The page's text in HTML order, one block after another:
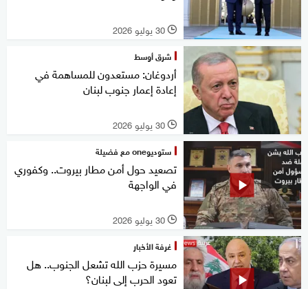
l 30 يوليو 2026
شرق أوسط
أردوغان: مستعدون للمساهمة في
إعادة إعمار جنوب لبنان
l 30 يوليو 2026
ستوديوone مع فضيلة
تصعيد حول أمن مطار بيروت.. وكفوري
في الواجهة
l 30 يوليو 2026
غرفة الأخبار
مسيرة حزب الله تشعل الجنوب.. هل
تعود الحرب إلى لبنان؟